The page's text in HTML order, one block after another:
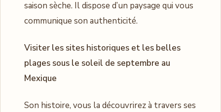
saison sèche. Il dispose d’un paysage qui vous
communique son authenticité.
Visiter les sites historiques et les belles
plages sous le soleil de septembre au
Mexique
Son histoire, vous la découvrirez à travers ses